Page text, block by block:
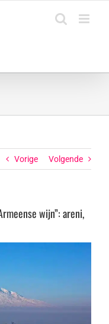
Vorige Volgende
wijn”: areni,